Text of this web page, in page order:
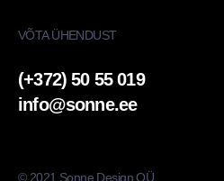
VÕTA ÜHENDUST
(+372) 50 55 019
info@sonne.ee
© 2021 Sonne Design OÜ